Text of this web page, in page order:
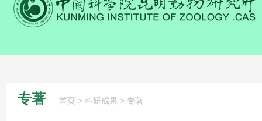
专著 首页 > 科研成果 > 专著